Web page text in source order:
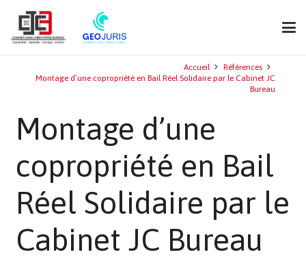
Accueil
Références
Montage d’une copropriété en Bail Réel Solidaire par le Cabinet JC
Bureau
Montage d’une
copropriété en Bail
Réel Solidaire par le
Cabinet JC Bureau